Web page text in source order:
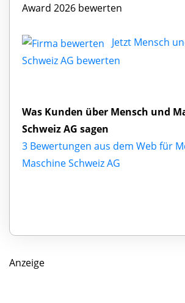
Award 2026 bewerten
Jetzt Mensch
Schweiz AG bewerten
Was Kunden über Mensch und
Schweiz AG sagen
3 Bewertungen aus dem Web für
Maschine Schweiz AG
Anzeige